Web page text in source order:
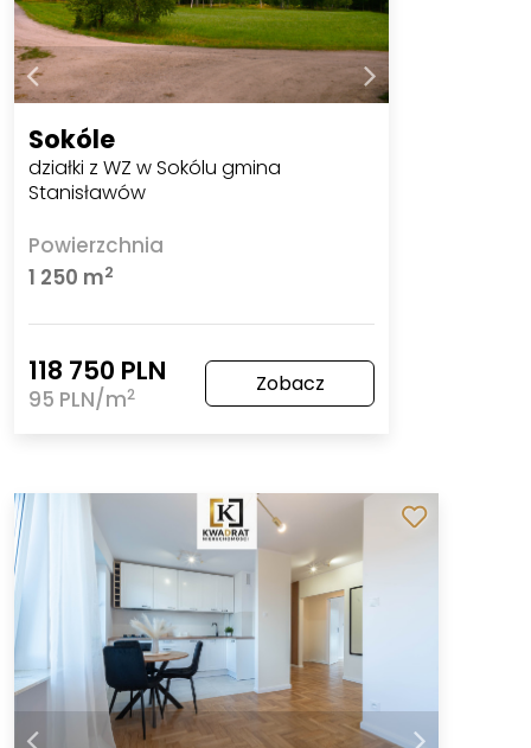
Sokóle
działki z WZ w Sokólu gmina
Stanisławów
Powierzchnia
1 250 m2
118 750 PLN
95 PLN/m2 Zobacz